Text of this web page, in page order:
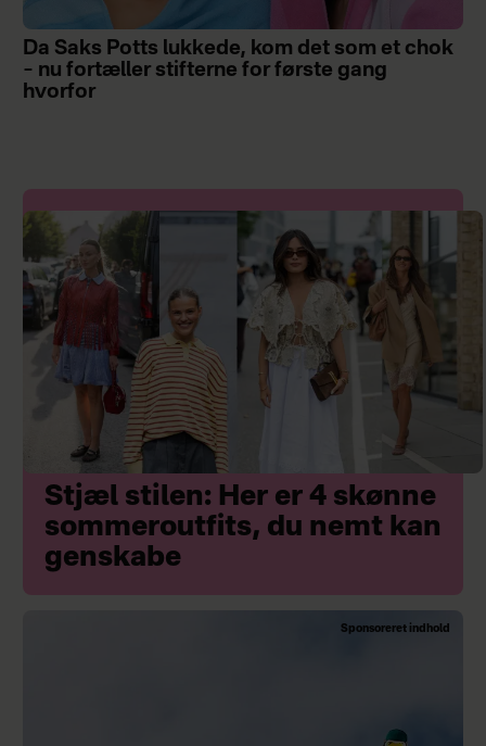
Da Saks Potts lukkede, kom det som et chok
– nu fortæller stifterne for første gang
hvorfor
Stjæl stilen: Her er 4 skønne
sommeroutfits, du nemt kan
genskabe
Sponsoreret indhold